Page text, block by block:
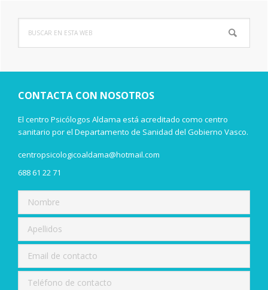
Barra
lateral
principal
esta
CONTACTA CON NOSOTROS
El centro Psicólogos Aldama está acreditado como centro
sanitario por el Departamento de Sanidad del Gobierno Vasco.
centropsicologicoaldama@hotmail.com
688 61 22 71